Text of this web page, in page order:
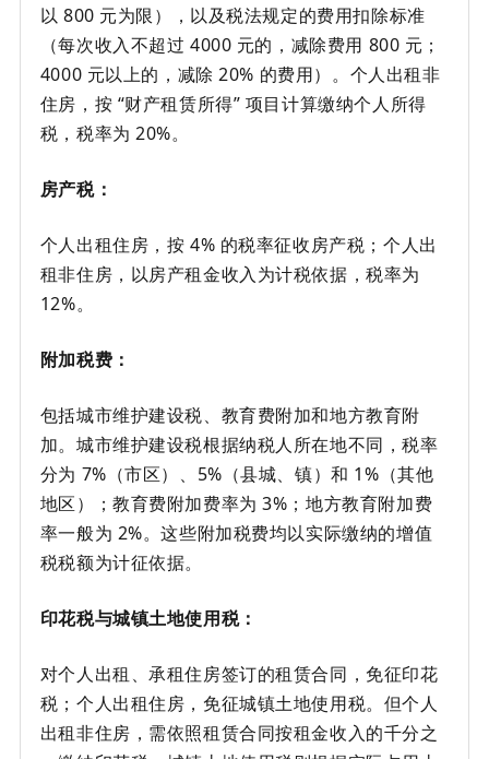
以 800 元为限），以及税法规定的费用扣除标准
（每次收入不超过 4000 元的，减除费用 800 元；
4000 元以上的，减除 20% 的费用）。个人出租非
住房，按 “财产租赁所得” 项目计算缴纳个人所得
税，税率为 20%。
房产税：
个人出租住房，按 4% 的税率征收房产税；个人出
租非住房，以房产租金收入为计税依据，税率为
12%。
附加税费：
包括城市维护建设税、教育费附加和地方教育附
加。城市维护建设税根据纳税人所在地不同，税率
分为 7%（市区）、5%（县城、镇）和 1%（其他
地区）；教育费附加费率为 3%；地方教育附加费
率一般为 2%。这些附加税费均以实际缴纳的增值
税税额为计征依据。
印花税与城镇土地使用税：
对个人出租、承租住房签订的租赁合同，免征印花
税；个人出租住房，免征城镇土地使用税。但个人
出租非住房，需依照租赁合同按租金收入的千分之